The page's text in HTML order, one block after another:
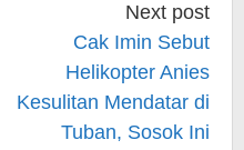
Next post
Cak Imin Sebut
Helikopter Anies
Kesulitan Mendatar di
Tuban, Sosok Ini